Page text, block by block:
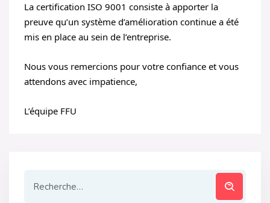
La certification ISO 9001 consiste à apporter la
preuve qu’un système d’amélioration continue a été
mis en place au sein de l’entreprise.
Nous vous remercions pour votre confiance et vous
attendons avec impatience,
L’équipe FFU